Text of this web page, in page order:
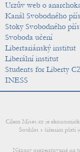
Urzův web o
Kanál Svobodného
Stoky Svobodného
Svoboda učení
Libertariánský institut
Liberální institut
Students for Liberty
INESS
Cílem Mises.cz je
Souhlas s šířením platí
Názory prezentované na